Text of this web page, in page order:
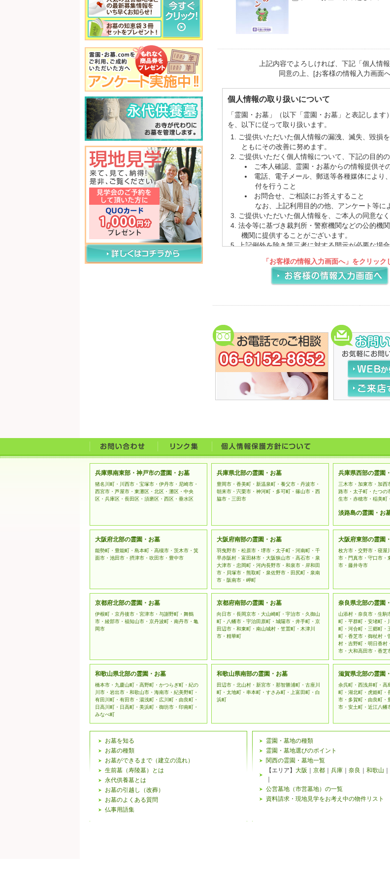
上記内容でよろしければ、下記「個人情
同意の上、[お客様の情報入力画面
個人情報の取り扱いについて
「霊園・お墓」（以下「霊園・お墓」と表記しま
を、以下に従って取り扱います。
ご提供いただいた個人情報の漏洩、滅失、毀損
ともにその改善に努めます。
ご提供いただく個人情報について、下記の目的
ご本人確認、霊園・お墓からの情報提供そ
電話、電子メール、郵送等各種媒体により
付を行うこと
お問合せ、ご相談にお答えすること
なお、上記利用目的の他、アンケート等に
ご提供いただいた個人情報を、ご本人の同意な
法令等に基づき裁判所・警察機関などの公的機
機関に提供することがございます。
上記例外を除き第三者に対する開示が必要な場
目的以外の使用を行わせないようにいたします
個人情報の保護を図るために、また、法令その
シーを予告なく改定する事がございます。改
「霊園・お墓」では、サービスの提供にあたり、お
ございます。頂いた情報は、厳重に管理いたします
個人情報の提供をお願いする場合について
下記のような場合にお客様の個人情報をいただ
個人情報の参照・変更・削除
当ウェブサイト上でお客様にご入力いただい
は、お客様ご本人から直接お申し出いただきま
す。
トへのリンクを紹介しております。リンク先
データの保護について
お客様の個人情報を収集するフォーム利用に
おります。
「お客様の情報入力画面へ」をクリッ
兵庫県南東部・神戸市の霊園・お墓
猪名川町・川西市・宝塚市・伊丹市・尼崎市・
西宮市・芦屋市・東灘区・北区・灘区・中央
区・兵庫区・長田区・須磨区・西区・垂水区
兵庫県北部の霊園・お墓
豊岡市・香美町・新温泉町・養父市・丹波市・
朝来市・宍栗市・神河町・多可町・篠山市・西
脇市・三田市
兵庫県西部の霊園
三木市・加東市・加西
路市・太子町・たつの
生市・赤穂市・稲美町
淡路島の霊園・お
大阪府北部の霊園・お墓
能勢町・豊能町・島本町・高槻市・茨木市・箕
面市・池田市・摂津市・吹田市・豊中市
大阪府南部の霊園・お墓
羽曳野市・松原市・堺市・太子町・河南町・千
早赤阪村・富田林市・大阪狭山市・高石市・泉
大津市・忠岡町・河内長野市・和泉市・岸和田
市・貝塚市・熊取町・泉佐野市・田尻町・泉南
市・阪南市・岬町
大阪府東部の霊園
枚方市・交野市・寝屋
市・門真市・守口市・
市・藤井寺市
京都府北部の霊園・お墓
伊根町・京丹後市・宮津市・与謝野町・舞鶴
市・綾部市・福知山市・京丹波町・南丹市・亀
岡市
京都府南部の霊園・お墓
向日市・長岡京市・大山崎町・宇治市・久御山
町・八幡市・宇治田原町・城陽市・井手町・京
田辺市・和東町・南山城村・笠置町・木津川
市・精華町
奈良県北部の霊園
山添村・奈良市・生駒
町・平群町・安堵町・
町・河合町・三郷町・
町・香芝市・御杖村・
村・吉野町・明日香村
市・大和高田市・香芝
和歌山県北部の霊園・お墓
橋本市・九慶山町・高野町・かつらぎ町・紀の
川市・岩出市・和歌山市・海南市・紀美野町・
有田川町・有田市・湯浅町・広川町・由良町・
日高川町・日高町・美浜町・御坊市・印南町・
みなべ町
和歌山県南部の霊園・お墓
田辺市・北山村・新宮市・那智勝浦町・古座川
町・太地町・串本町・すさみ町・上富田町・白
浜町
滋賀県北部の霊園
余呉町・西浅井町・高
町・湖北町・虎姫町・
市・多賀町・由良町・
市・安土町・近江八幡
お墓を知る
お墓の種類
お墓ができるまで（建立の流れ）
生前墓（寿陵墓）とは
永代供養墓とは
お墓の引越し（改葬）
お墓のよくある質問
仏事用語集
霊園・墓地の種類
霊園・墓地選びのポイント
関西の霊園・墓地一覧
【エリア】 大阪 京都 兵庫 奈良 和歌山
公営墓地（市営墓地）の一覧
資料請求・現地見学をお考え中の物件リスト